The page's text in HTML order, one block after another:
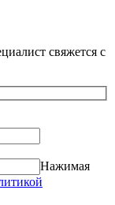
свяжется с
Нажимая